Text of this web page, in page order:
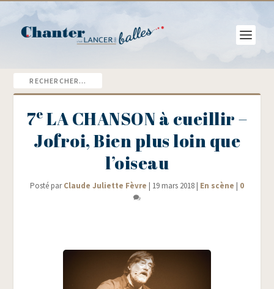
7e LA CHANSON à cueillir –
Jofroi, Bien plus loin que
l’oiseau
Posté parClaude Juliette Fèvre | 19 mars 2018 | En scène | 0